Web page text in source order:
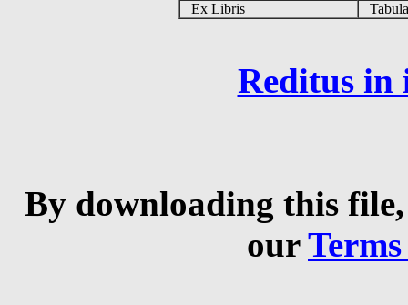
Ex Libris
Reditus in
By downloading this
our